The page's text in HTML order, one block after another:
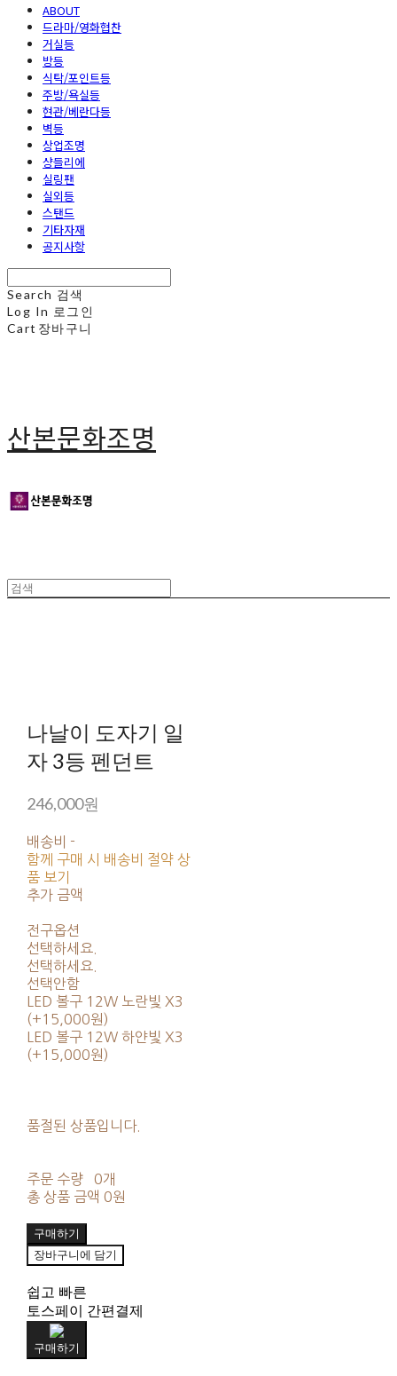
ABOUT
드라마/영화협찬
거실등
방등
식탁/포인트등
주방/욕실등
현관/베란다등
벽등
상업조명
샹들리에
실링팬
실외등
스탠드
기타자재
공지사항
Search 검색
Log In 로그인
Cart 장바구니
산본문화조명
나날이 도자기 일
자 3등 펜던트
246,000원
배송비 -
함께 구매 시 배송비 절약 상
품 보기
추가 금액
전구옵션
선택하세요.
선택하세요.
선택안함
LED 볼구 12W 노란빛 X3
(+15,000원)
LED 볼구 12W 하얀빛 X3
(+15,000원)
품절된 상품입니다.
주문 수량
0개
총 상품 금액 0원
구매하기
장바구니에 담기
쉽고 빠른
토스페이 간편결제
구매하기